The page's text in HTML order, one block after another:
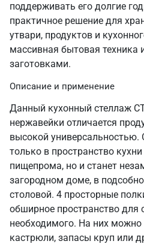
поддерживать его долгие
практичное решение для
утвари, продуктов и
массивная бытовая
заготовками.
Описание и применение
Данный кухонный стеллаж
нержавейки отличается
высокой универсальностью.
только в пространство
пищепрома, но и станет
загородном доме, в
столовой. 4 просторные
обширное пространство для
необходимого. На них можно
кастрюли, запасы круп или